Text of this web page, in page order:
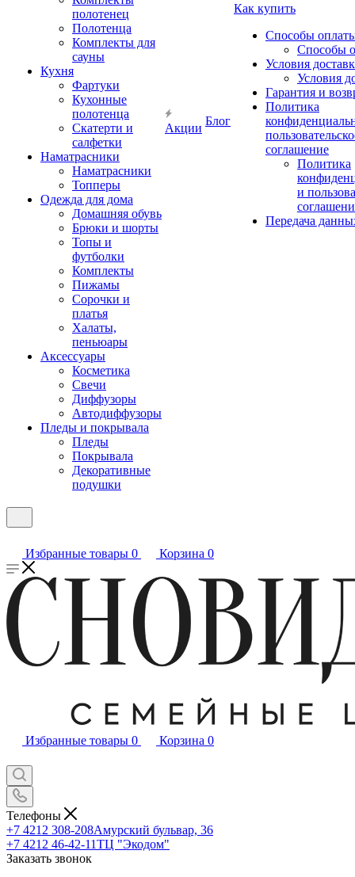
полотенец
Полотенца
Комплекты для
сауны
Кухня
Фартуки
Кухонные
полотенца
Скатерти и
салфетки
Наматрасники
Наматрасники
Топперы
Одежда для дома
Домашняя обувь
Брюки и шорты
Топы и
футболки
Комплекты
Пижамы
Сорочки и
платья
Халаты,
пеньюары
Аксессуары
Косметика
Свечи
Диффузоры
Автодиффузоры
Пледы и покрывала
Пледы
Покрывала
Декоративные
подушки
Акции
Блог
Как купить
Способы
Способы
Условия
Условия
Гарантия и
Политика
соглашение
Политика
и
Передача
Избранные товары 0 Корзина 0
Избранные товары 0 Корзина 0
Телефоны
+7 4212 308-208Амурский бульвар, 36
+7 4212 46-42-11ТЦ "Экодом"
Заказать звонок